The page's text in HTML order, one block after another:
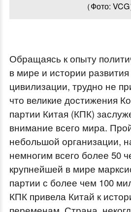
（Фото: VCG
Обращаясь к опыту
в мире и истории
цивилизации, трудно не
что великие достижения
партии Китая (КПК)
внимание всего мира.
небольшой организации,
немногим всего более 50
крупнейшей в мире
партии с более чем 100
КПК привела Китай к